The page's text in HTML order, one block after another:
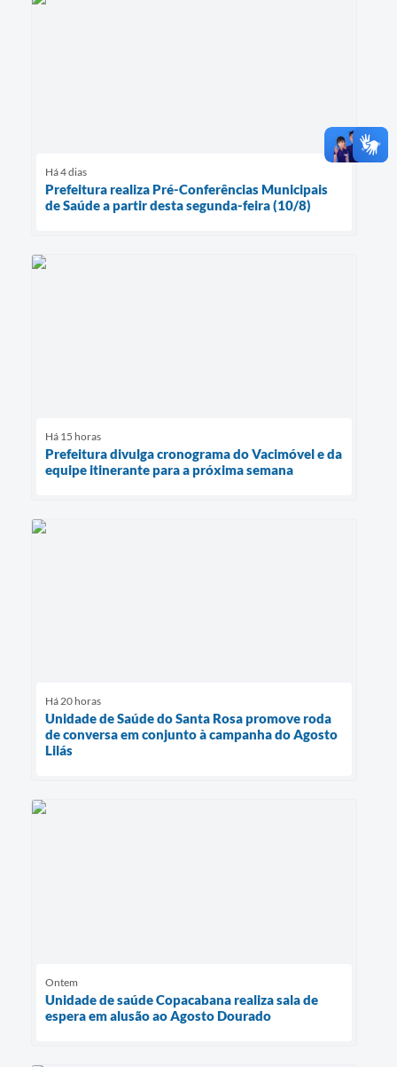
Há 4 dias
Prefeitura realiza Pré-Conferências Municipais
de Saúde a partir desta segunda-feira (10/8)
Há 15 horas
Prefeitura divulga cronograma do Vacimóvel e da
equipe itinerante para a próxima semana
Há 20 horas
Unidade de Saúde do Santa Rosa promove roda
de conversa em conjunto à campanha do Agosto
Lilás
Ontem
Unidade de saúde Copacabana realiza sala de
espera em alusão ao Agosto Dourado